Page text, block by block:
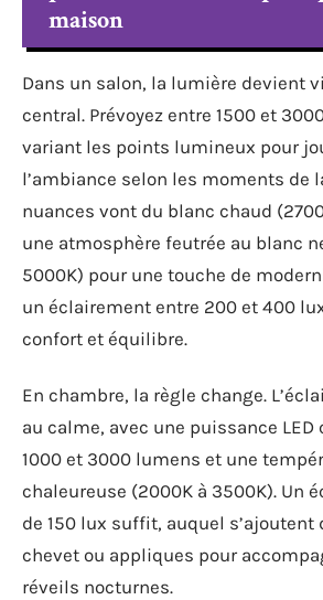
maison
Dans un salon, la lumière devient
central. Prévoyez entre 1500 et
variant les points lumineux pour
l’ambiance selon les moments de
nuances vont du blanc chaud
une atmosphère feutrée au blanc
5000K) pour une touche de
un éclairement entre 200 et 400
confort et équilibre.
En chambre, la règle change.
au calme, avec une puissance
1000 et 3000 lumens et une
chaleureuse (2000K à 3500K). Un
de 150 lux suffit, auquel s’ajoutent
chevet ou appliques pour
réveils nocturnes.